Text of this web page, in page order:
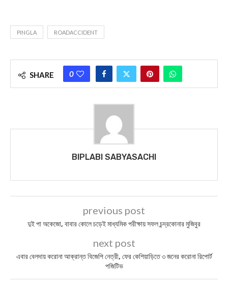
PINGLA ROADACCIDENT
SHARE 0
BIPLABI SABYASACHI
previous post
দুই পা অকেজো, বাবার কোলে চড়েই মাধ্যমিক পরীক্ষায় সফল চন্দ্রকোনার মুজিবুর
next post
এবার বেলদায় করোনা আক্রান্ত বিজেপি নেত্রী, ফের কেশিয়াড়িতে ৩ জনের করোনা রিপোর্ট
পজিটিভ